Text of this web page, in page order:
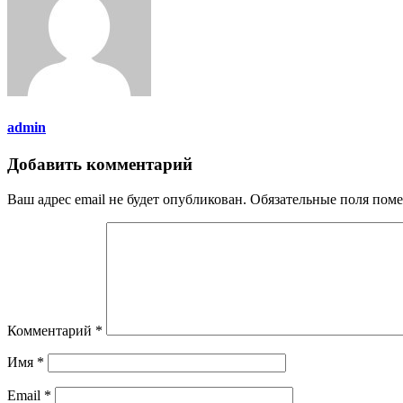
admin
Добавить комментарий
Ваш адрес email не будет опубликован. Обязательные поля
Комментарий *
Имя *
Email *